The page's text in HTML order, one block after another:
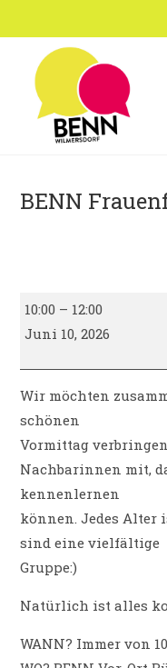
Inhalt
springen
BENN
BENN
Frauenfrühstück
10:00 – 12:00
Juni 10, 2026
Wir möchten
schönen
Vormittag
Nachbarinnen mit,
kennenlernen
können. Jedes
sind eine vielfältige
Gruppe:)
Natürlich ist alles
WANN? Immer von